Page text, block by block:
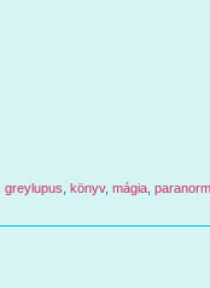
greylupus könyv, mágia